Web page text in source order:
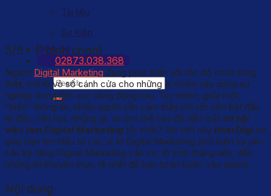
Tài liệu
Sự Kiện
Liên hệ
02873.038.368
5/5 - (1 bình chọn)
Ngành Digital Marketing đang phát triển với tốc độ chưa từng
thấy, mở ra vô số cánh cửa cho những ai muốn xây dựng sự
nghiệp trong lĩnh vực năng động này. Tuy nhiên, giữa một
“biển” thông tin, nhiều người vẫn cảm thấy bối rối: nên bắt đầu
từ đâu, cần học những gì, và làm thế nào để nắm bắt cơ hội
việc làm Digital Marketing tốt nhất? Bài viết này InterDigi sẽ
giúp bạn tìm hiểu từ các vị trí Digital Marketing phổ biến và yêu
cầu kỹ năng Digital Marketing cần có, lộ trình thăng tiến, đến
những lời khuyên thực tế nhất để bạn tự tin bước vào ngành.
Nội dung